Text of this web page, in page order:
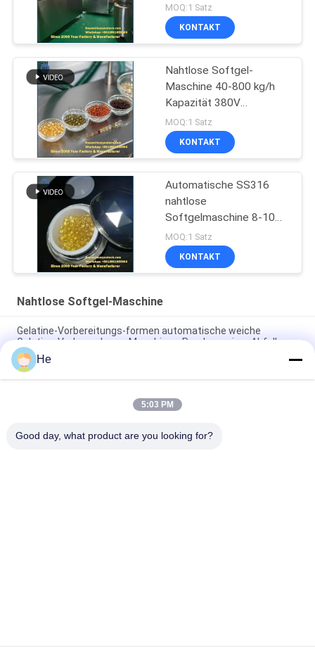
MOQ:1 Satz
KONTAKT
Nahtlose Softgel-
Maschine 40-800 kg/h
Kapazität 380V
Pulsierender Schnitt
MOQ:1 Satz
KONTAKT
Automatische SS316
nahtlose
Softgelmaschine 8-10
Kugeln/min
MOQ:1 Satz
KONTAKT
Nahtlose Softgel-Maschine
Gelatine-Vorbereitungs-formen automatische weiche
Gelatine-Verkapselungs-Maschinen-Runde weniger Abfall
Nahtlose weiche Leistungsaufnahmen-Öl-Verpackung der
Gel-Kapsel-Maschinen-1.5kw
weiche Kapsel 1.5kw, die Maschine Pulsant - Schnitt von
He
5:03 PM
Good day, what product are you looking for?